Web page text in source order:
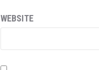
WEBSITE